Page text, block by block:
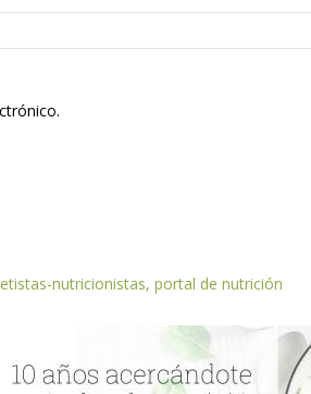
nutricionistas, portal de nutrición